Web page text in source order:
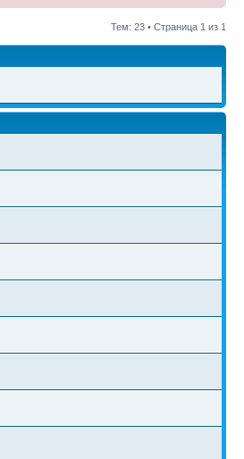
Тем: 23 • Страница 1 из 1